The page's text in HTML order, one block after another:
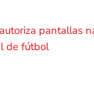
pantallas
de fútbol